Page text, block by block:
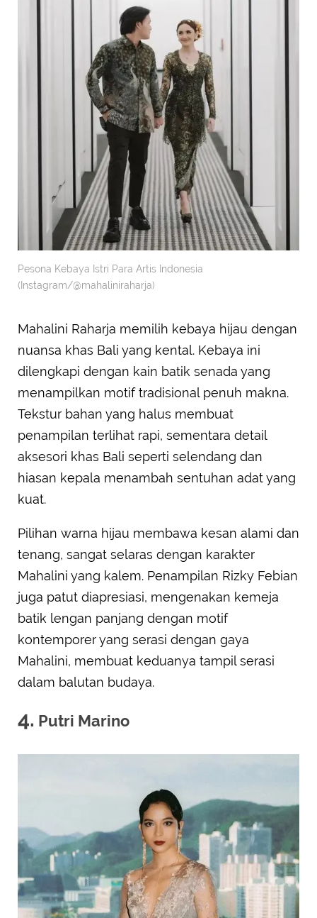
Pesona Kebaya Istri Para Artis Indonesia
(Instagram/@mahaliniraharja)
Mahalini Raharja memilih kebaya hijau dengan
nuansa khas Bali yang kental. Kebaya ini
dilengkapi dengan kain batik senada yang
menampilkan motif tradisional penuh makna.
Tekstur bahan yang halus membuat
penampilan terlihat rapi, sementara detail
aksesori khas Bali seperti selendang dan
hiasan kepala menambah sentuhan adat yang
kuat.
Pilihan warna hijau membawa kesan alami dan
tenang, sangat selaras dengan karakter
Mahalini yang kalem. Penampilan Rizky Febian
juga patut diapresiasi, mengenakan kemeja
batik lengan panjang dengan motif
kontemporer yang serasi dengan gaya
Mahalini, membuat keduanya tampil serasi
dalam balutan budaya.
4. Putri Marino